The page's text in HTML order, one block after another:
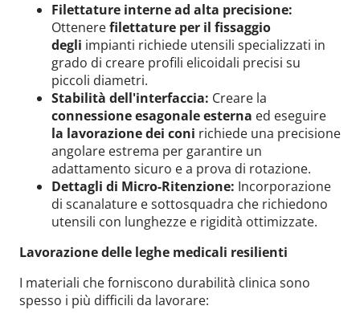
Filettature interne ad alta precisione:
Ottenerefilettature per il fissaggio
degli impianti richiede utensili specializzati in
grado di creare profili elicoidali precisi su
piccoli diametri.
Stabilità dell'interfaccia: Creare la
connessione esagonale esterna ed eseguire
la lavorazione dei coni richiede una precisione
angolare estrema per garantire un
adattamento sicuro e a prova di rotazione.
Dettagli di Micro-Ritenzione: Incorporazione
di scanalature e sottosquadra che richiedono
utensili con lunghezze e rigidità ottimizzate.
Lavorazione delle leghe medicali resilienti
I materiali che forniscono durabilità clinica sono
spesso i più difficili da lavorare: